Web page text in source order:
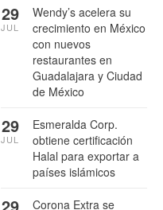
Wendy’s acelera su
crecimiento en México
con nuevos
restaurantes en
Guadalajara y Ciudad
de México
29
JUL
Esmeralda Corp.
obtiene certificación
Halal para exportar a
países islámicos
29
JUL
Corona Extra se